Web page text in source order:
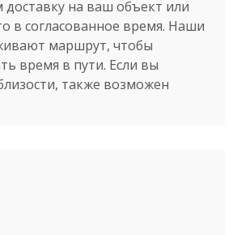
на ваш объект или
в согласованное время. Наши
маршрут, чтобы
время в пути. Если вы
также возможен